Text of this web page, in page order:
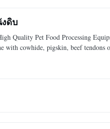
ดิบ
Quality Pet Food Processing
with cowhide, pigskin, beef tendons